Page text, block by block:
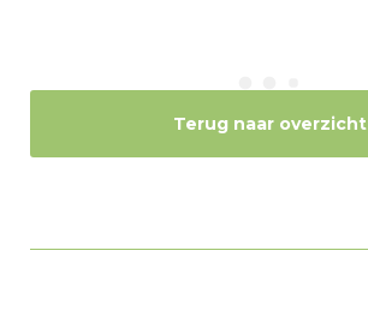
Terug naar overzicht